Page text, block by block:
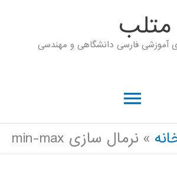
متلب
آموزشی فارسی دانشگاهی و مهندسی
فهرست
اصلی
نرمال سازی min-max